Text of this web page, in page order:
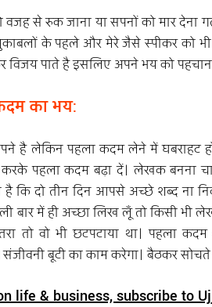
से रुक जाना या सपनों को मार देना
के पहले और मेरे जैसे स्पीकर को
विजय पाते है इसलिए अपने भय को
का भय:
है लेकिन पहला कदम लेने में घबराहट
पहला कदम बढ़ा दें। लेखक बनना
है कि दो तीन दिन आपसे अच्छे शब्द
बार में ही अच्छा लिख लूँ तो किसी भी
तो वो भी छटपटाया था। पहला
बूटी का काम करेगा। बैठकर
life & business, subscribe to